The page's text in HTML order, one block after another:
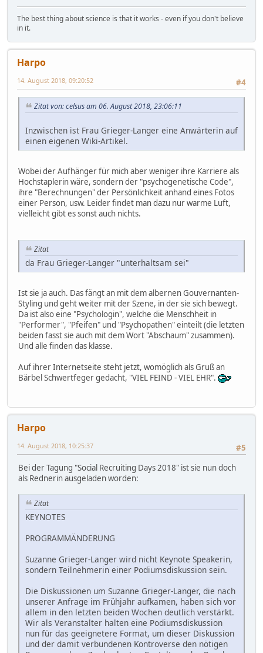
The best thing about science is that it works - even if you don't believe
in it.
Harpo
#4
14. August 2018, 09:20:52
Zitat von: celsus am 06. August 2018, 23:06:11
Inzwischen ist Frau Grieger-Langer eine Anwärterin auf
einen eigenen Wiki-Artikel.
Wobei der Aufhänger für mich aber weniger ihre Karriere als
Hochstaplerin wäre, sondern der "psychogenetische Code",
ihre "Berechnungen" der Persönlichkeit anhand eines Fotos
einer Person, usw. Leider findet man dazu nur warme Luft,
vielleicht gibt es sonst auch nichts.
Zitat
da Frau Grieger-Langer "unterhaltsam sei"
Ist sie ja auch. Das fängt an mit dem albernen Gouvernanten-
Styling und geht weiter mit der Szene, in der sie sich bewegt.
Da ist also eine "Psychologin", welche die Menschheit in
"Performer", "Pfeifen" und "Psychopathen" einteilt (die letzten
beiden fasst sie auch mit dem Wort "Abschaum" zusammen).
Und alle finden das klasse.
Auf ihrer Internetseite steht jetzt, womöglich als Gruß an
Bärbel Schwertfeger gedacht, "VIEL FEIND - VIEL EHR".
Harpo
#5
14. August 2018, 10:25:37
Bei der Tagung "Social Recruiting Days 2018" ist sie nun doch
als Rednerin ausgeladen worden:
Zitat
KEYNOTES
PROGRAMMÄNDERUNG
Suzanne Grieger-Langer wird nicht Keynote Speakerin,
sondern Teilnehmerin einer Podiumsdiskussion sein.
Die Diskussionen um Suzanne Grieger-Langer, die nach
unserer Anfrage im Frühjahr aufkamen, haben sich vor
allem in den letzten beiden Wochen deutlich verstärkt.
Wir als Veranstalter halten eine Podiumsdiskussion
nun für das geeignetere Format, um dieser Diskussion
und der damit verbundenen Kontroverse den nötigen